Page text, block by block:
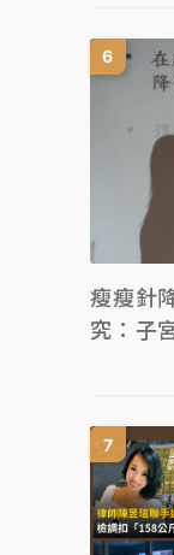
瘦瘦針
究：子